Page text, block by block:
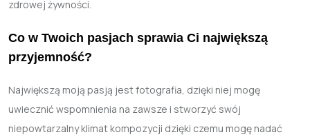
zdrowej żywności.
Co w Twoich pasjach sprawia Ci największą
przyjemność?
Największą moją pasją jest fotografia, dzięki niej mogę
uwiecznić wspomnienia na zawsze i stworzyć swój
niepowtarzalny klimat kompozycji dzięki czemu mogę nadać